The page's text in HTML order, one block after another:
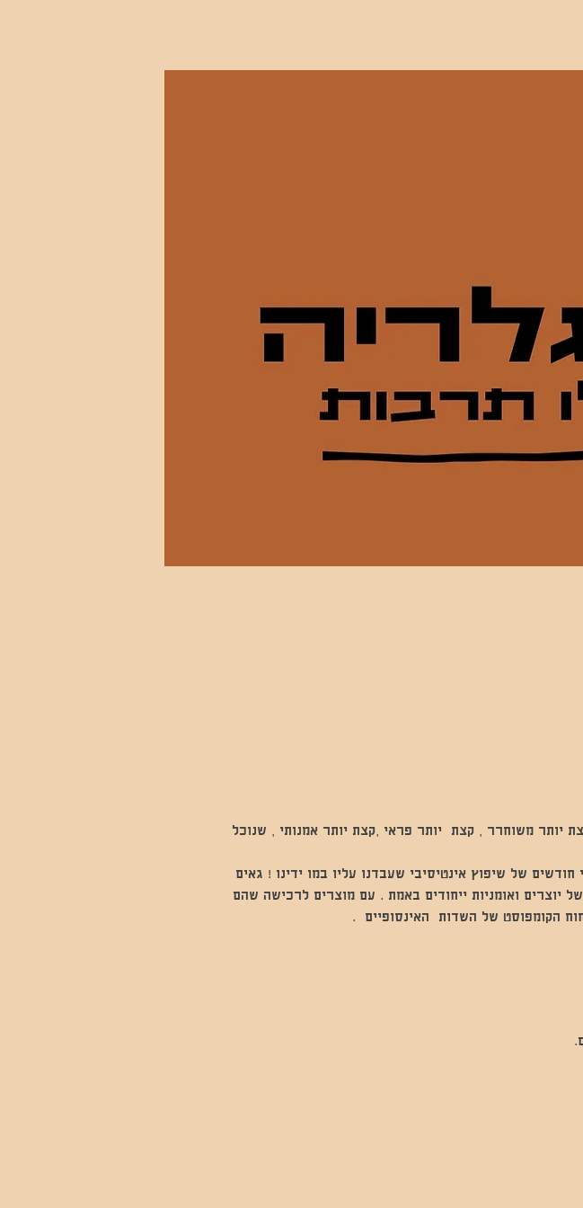
איך נגיד קצת יותר משוחרר , קצת  יותר פראי ,קצת יותר אמנותי , שנוכל
של שיפוץ אינטיסיבי שעבדנו עליו במו ידינו ! גאים
יוצרים ואומניות ייחודים באמת . עם מוצרים לרכישה שהם
הקומפוסט של השדות  האינסופיים  .